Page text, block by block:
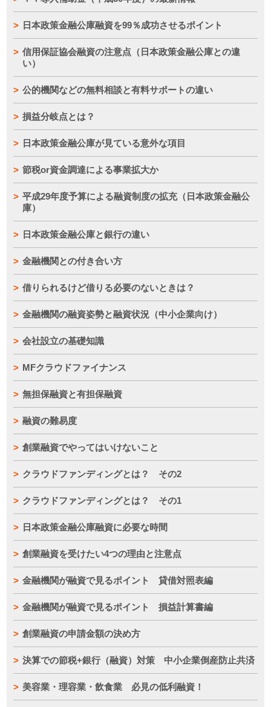
日本政策金融公庫融資を99％成功させるポイント
信用保証協会融資の注意点（日本政策金融公庫との違
い）
公的機関などの無料相談と有料サポートの違い
損益分岐点とは？
日本政策金融公庫が見ている意外な項目
節税or資金調達による事業拡大か
平成29年度予算による融資制度の拡充（日本政策金融公
庫）
日本政策金融公庫と銀行の違い
金融機関との付き合い方
借りられるけど借りる必要のないときは？
金融機関の融資姿勢と融資状況（中小企業向け）
会社設立の基礎知識
MFクラウドファイナンス
無担保融資と有担保融資
融資の難易度
創業融資でやってはいけないこと
クラウドファンディングとは？ その2
クラウドファンディングとは？ その1
日本政策金融公庫融資に必要な時間
創業融資を受けたい4つの理由と注意点
金融機関が融資で見るポイント 貸借対照表編
金融機関が融資で見るポイント 損益計算書編
創業融資の申請金額の決め方
決算での節税+銀行（融資）対策 中小企業倒産防止共済
美容業・理容業・飲食業 必見の低利融資！